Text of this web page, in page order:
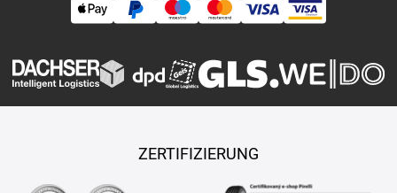
ZERTIFIZIERUNG